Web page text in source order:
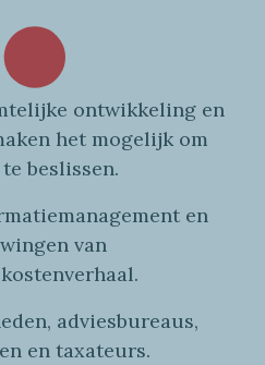
ontwikkeling en
het mogelijk om
beslissen.
management en
van
kostenverhaal.
adviesbureaus,
en taxateurs.